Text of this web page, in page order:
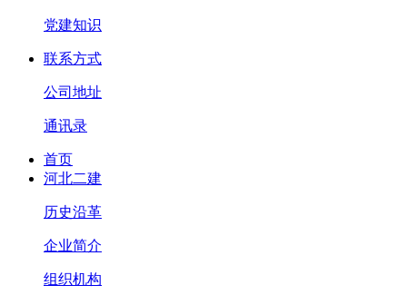
党建知识
联系方式
公司地址
通讯录
首页
河北二建
历史沿革
企业简介
组织机构